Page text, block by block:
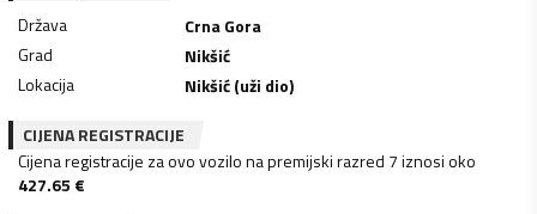
Država
Crna Gora
Grad
Nikšić
Lokacija
Nikšić (uži dio)
CIJENA REGISTRACIJE
Cijena registracije za ovo vozilo na premijski razred 7 iznosi oko
427.65 €